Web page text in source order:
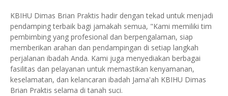
KBIHU Dimas Brian Praktis hadir dengan tekad untuk menjadi
pendamping terbaik bagi jamakah semua, "Kami memiliki tim
pembimbing yang profesional dan berpengalaman, siap
memberikan arahan dan pendampingan di setiap langkah
perjalanan ibadah Anda. Kami juga menyediakan berbagai
fasilitas dan pelayanan untuk memastikan kenyamanan,
keselamatan, dan kelancaran ibadah Jama'ah KBIHU Dimas
Brian Praktis selama di tanah suci.